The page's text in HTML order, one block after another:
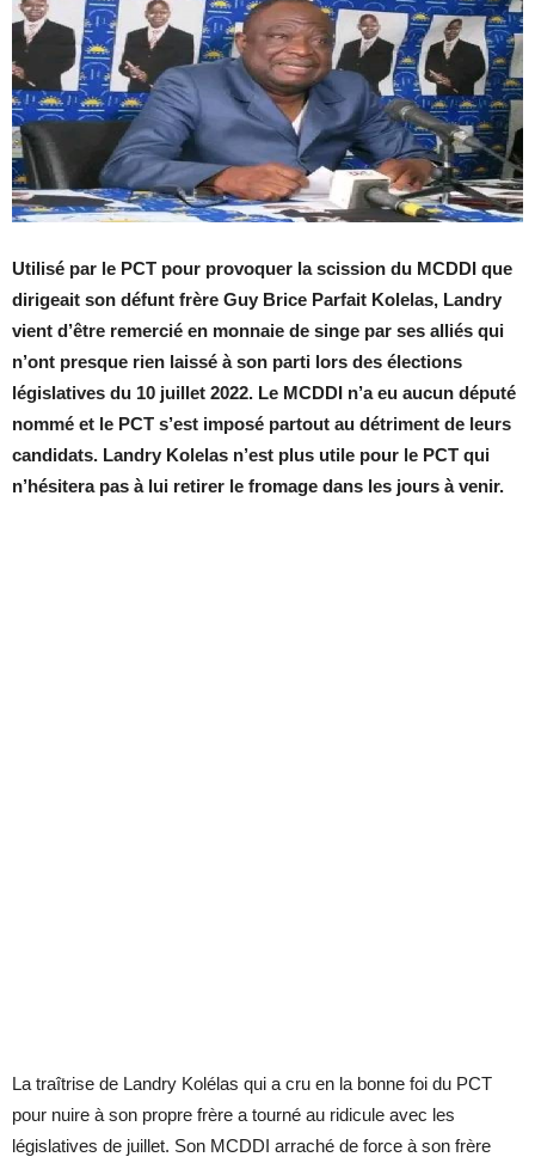
Utilisé par le PCT pour provoquer la scission du MCDDI que
dirigeait son défunt frère Guy Brice Parfait Kolelas, Landry
vient d’être remercié en monnaie de singe par ses alliés qui
n’ont presque rien laissé à son parti lors des élections
législatives du 10 juillet 2022. Le MCDDI n’a eu aucun député
nommé et le PCT s’est imposé partout au détriment de leurs
candidats. Landry Kolelas n’est plus utile pour le PCT qui
n’hésitera pas à lui retirer le fromage dans les jours à venir.
La traîtrise de Landry Kolélas qui a cru en la bonne foi du PCT
pour nuire à son propre frère a tourné au ridicule avec les
législatives de juillet. Son MCDDI arraché de force à son frère